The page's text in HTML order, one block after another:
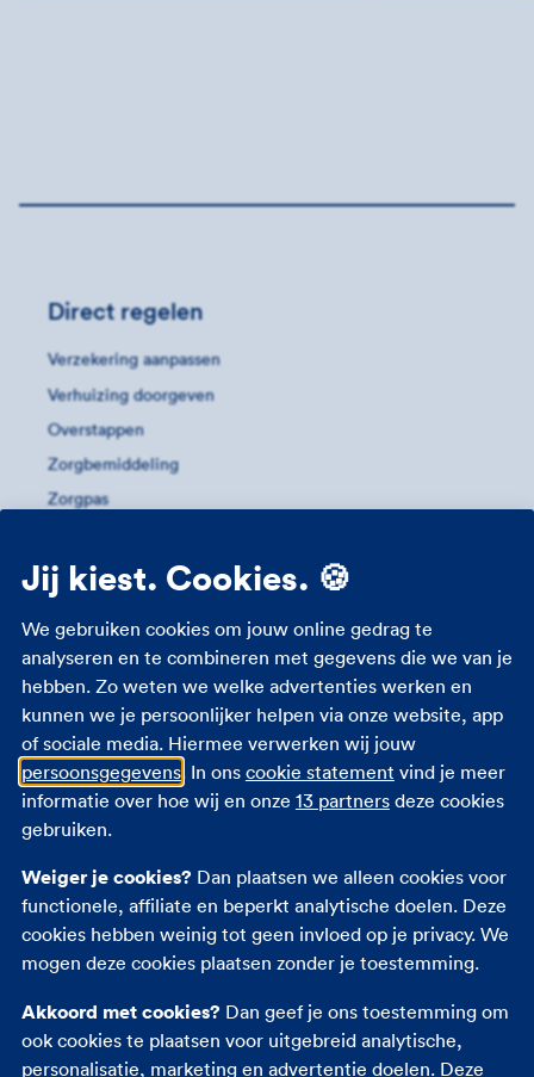
Direct regelen
Verzekering aanpassen
Verhuizing doorgeven
Overstappen
Zorgbemiddeling
Zorgpas
Meer informatie
Zorgverzekering 18 jaar
Zorgverzekering zwangerschap
Zorgtoeslag
Eigen bijdrage
Zorgpremie 2026
Autoverzekering
Opstalverzekering
Inboedelverzekering
Reisverzekering
Rechtsbijstandverzekering
Jij kiest. Cookies. 🍪
We gebruiken cookies om jouw online gedrag te
analyseren en te combineren met gegevens die we van je
hebben. Zo weten we welke advertenties werken en
kunnen we je persoonlijker helpen via onze website, app
of sociale media. Hiermee verwerken wij jouw
persoonsgegevens. In ons cookie statement vind je meer
informatie over hoe wij en onze 13 partnersdeze cookies
gebruiken.
Weiger je cookies? Dan plaatsen we alleen cookies voor
functionele, affiliate en beperkt analytische doelen. Deze
cookies hebben weinig tot geen invloed op je privacy. We
mogen deze cookies plaatsen zonder je toestemming.
Akkoord met cookies? Dan geef je ons toestemming om
ook cookies te plaatsen voor uitgebreid analytische,
personalisatie, marketing en advertentie doelen. Deze